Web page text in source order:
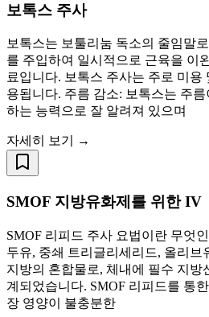
보톡스 주사
보톡스는 보툴리눔 독소의 줄임말
를 주입하여 일시적으로 근육을 이
료입니다. 보톡스 주사는 주로 미용
용됩니다. 주름 감소: 보톡스는 주
하는 능력으로 잘 알려져 있으며
자세히 보기 →
SMOF 지방유화제를 위한 IV
SMOF 리피드 주사 요법이란 무엇
두유, 중쇄 트리글리세리드, 올리브
지방의 혼합물로, 체내에 필수 지방
계되었습니다. SMOF 리피드를 통
장 영양이 불충분한